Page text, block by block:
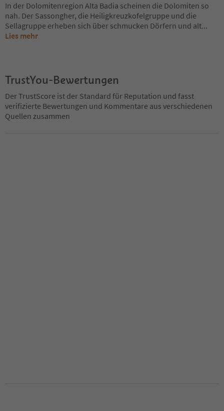
In der Dolomitenregion Alta Badia scheinen die Dolomiten so
nah. Der Sassongher, die Heiligkreuzkofelgruppe und die
Sellagruppe erheben sich über schmucken Dörfern und alt...
Lies mehr
TrustYou-Bewertungen
Der TrustScore ist der Standard für Reputation und fasst
verifizierte Bewertungen und Kommentare aus verschiedenen
Quellen zusammen